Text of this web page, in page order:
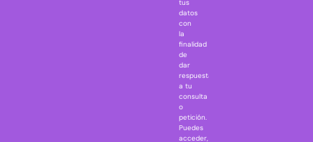
tus
datos
con
la
finalidad
de
dar
respuesta
a tu
consulta
o
petición.
Puedes
acceder,